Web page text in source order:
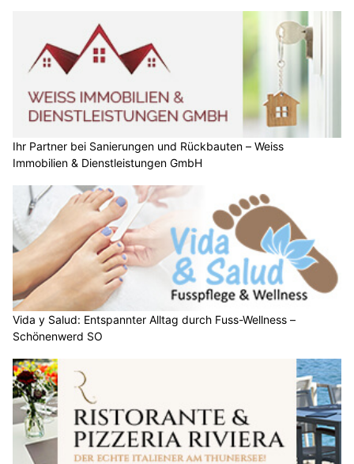
Ihr Partner bei Sanierungen und Rückbauten – Weiss
Immobilien & Dienstleistungen GmbH
Vida y Salud: Entspannter Alltag durch Fuss-Wellness –
Schönenwerd SO